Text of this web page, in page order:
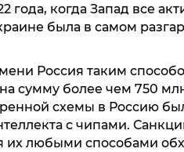
года, когда Запад все
была в самом
Россия таким
сумму более чем 750
схемы в Россию
с чипами.
их любыми способами